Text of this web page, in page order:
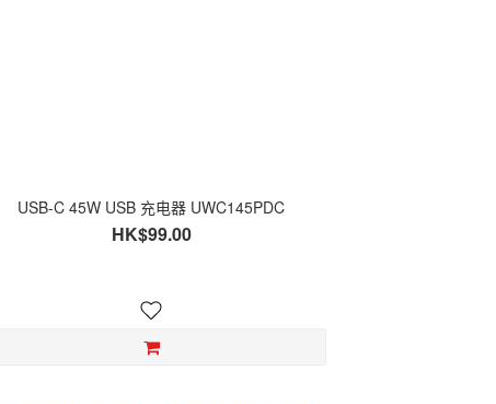
USB-C 45W USB 充电器 UWC145PDC
HK$99.00